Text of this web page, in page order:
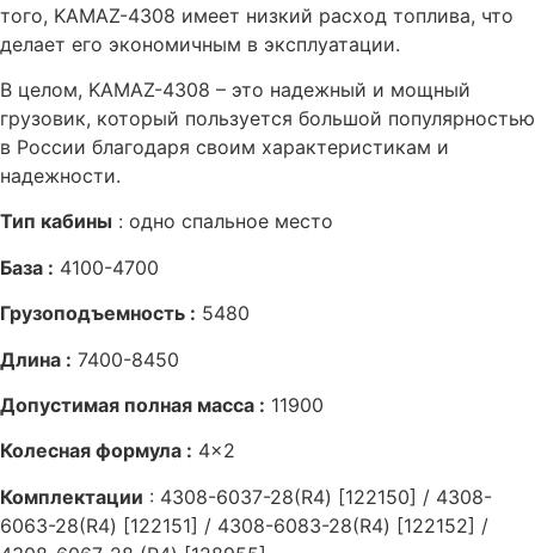
того, KAMAZ-4308 имеет низкий расход топлива, что
делает его экономичным в эксплуатации.
В целом, KAMAZ-4308 – это надежный и мощный
грузовик, который пользуется большой популярностью
в России благодаря своим характеристикам и
надежности.
Тип кабины : одно спальное место
База : 4100-4700
Грузоподъемность : 5480
Длина : 7400-8450
Допустимая полная масса : 11900
Колесная формула : 4×2
Комплектации : 4308-6037-28(R4) [122150] / 4308-
6063-28(R4) [122151] / 4308-6083-28(R4) [122152] /